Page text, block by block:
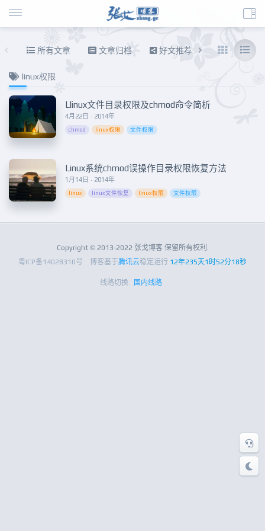
所有文章 文章归档 好文推荐 东拉西扯
linux权限
4月22日 · 2014年
Llinux文件目录权限及chmod命令简析
chmod linux权限 文件权限
1月14日 · 2014年
Linux系统chmod误操作目录权限恢复方法
linux linux文件恢复 linux权限 文件权限
Copyright © 2013-2022 张戈博客 保留所有权利.
粤ICP备14028310号
博客基于腾讯云稳定运行 12年235天1时52分18秒
线路切换: 国内线路